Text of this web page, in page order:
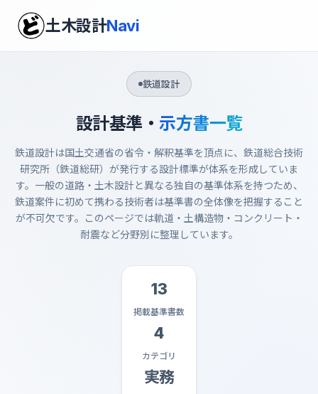
土木設計Navi
鉄道設計
設計基準・ 示方書一覧
鉄道設計は国土交通省の省令・解釈基準を頂点に、鉄道総合技術
研究所（鉄道総研）が発行する設計標準が体系を形成していま
す。一般の道路・土木設計と異なる独自の基準体系を持つため、
鉄道案件に初めて携わる技術者は基準書の全体像を把握すること
が不可欠です。このページでは軌道・土構造物・コンクリート・
耐震など分野別に整理しています。
13
掲載基準書数
4
カテゴリ
実務